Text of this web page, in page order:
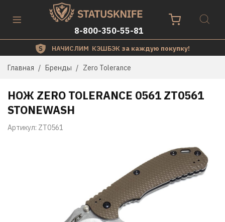
8-800-350-55-81
НАЧИСЛИМ КЭШБЭК за каждую покупку!
Главная Бренды Zero Tolerance
Артикул: ZT0561
НОЖ ZERO TOLERANCE 0561 ZT0561
STONEWASH